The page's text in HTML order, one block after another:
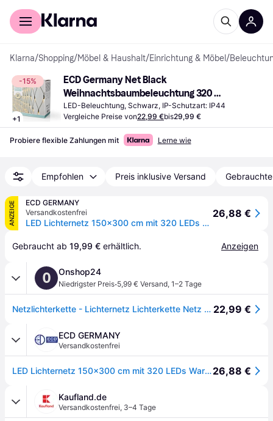
Für Shopper
Klarna/Shopping/Möbel & Haushalt/Einrichtung & Möbel /
-15%
+1
ECD Germany Net Black
Weihnachtsbaumbeleuchtung 320
Lampen
LED-Beleuchtung, Schwarz, IP-Schutzart: IP44
Vergleiche Preise von22,99 €bis29,99 €
Probiere flexible Zahlungen mit Lerne wie
Empfohlen Preis inklusive Versand
ANZEIGE
ECD GERMANY
Versandkostenfrei
LED Lichternetz 150x300 cm mit 320 LEDs Warmweiß IP44
26,88 €
Gebraucht ab 19,99 € erhältlich. Anzeigen
O Onshop24
Niedrigster Preis·5,99 € Versand, 1–2 Tage
Netzlichterkette - Lichternetz Lichterkette Netz WARMWEISS 3 m - 320 LED - IP44 innen & außen 22,99 €
ECD GERMANY
Versandkostenfrei
LED Lichternetz 150x300 cm mit 320 LEDs Warmweiß IP4426,88 €
Kaufland.de
Versandkostenfrei, 3–4 Tage